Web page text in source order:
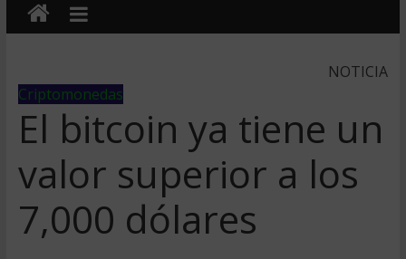
NOTICIA
Criptomonedas
El bitcoin ya tiene un
valor superior a los
7,000 dólares